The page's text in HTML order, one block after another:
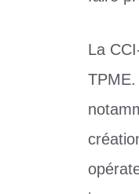
La
TPME.